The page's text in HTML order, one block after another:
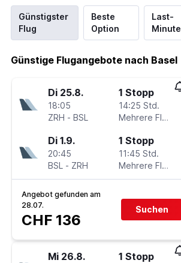
Günstigster
Flug
Beste
Option
Last-
Minute
Günstige Flugangebote nach Basel
Di 25.8.
18:05
ZRH - BSL
1 Stopp
14:25 Std.
Mehrere Fluglinien
Di 1.9.
20:45
BSL - ZRH
1 Stopp
11:45 Std.
Mehrere Fluglinien
Angebot gefunden am
28.07.
CHF 136
Suchen
Mi 26.8. 1 Stopp